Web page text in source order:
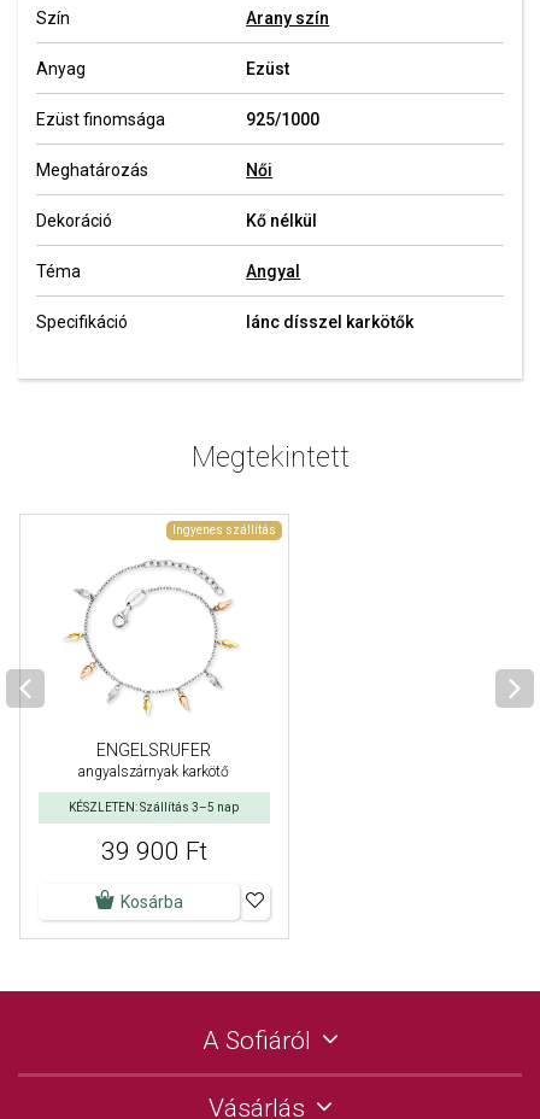
Szín Arany szín
Anyag Ezüst
Ezüst finomsága 925/1000
Meghatározás Női
Dekoráció Kő nélkül
Téma Angyal
Specifikáció lánc dísszel karkötők
Megtekintett
Ingyenes szállítás
ENGELSRUFER
angyalszárnyak karkötő
KÉSZLETEN: Szállítás 3–5 nap
39 900 Ft
Kosárba
A Sofiáról
Vásárlás